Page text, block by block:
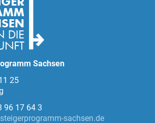
Sachsen
25
96 17 64 3
sachsen.de